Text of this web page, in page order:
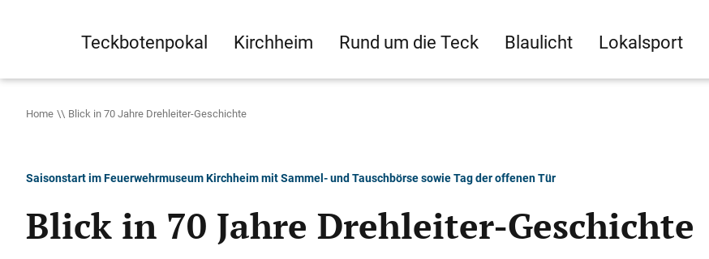
Teckbotenpokal Kirchheim Rund um die Teck Blaulicht Lokalsport
Home Blick in 70 Jahre Drehleiter-Geschichte
Saisonstart im Feuerwehrmuseum Kirchheim mit Sammel- und Tauschbörse sowie Tag der offenen Tür
Blick in 70 Jahre Drehleiter-Geschichte